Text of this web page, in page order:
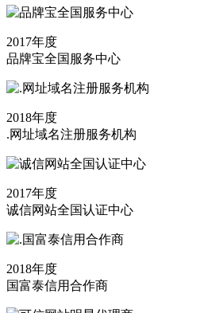
2017年度
品牌宝全国服务中心
2018年度
.网址域名注册服务机构
2017年度
诚信网站全国认证中心
2018年度
国富泰信用合作商